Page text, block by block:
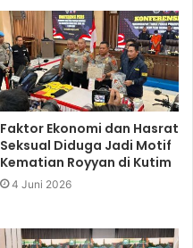
Faktor Ekonomi dan Hasrat
Seksual Diduga Jadi Motif
Kematian Royyan di Kutim
4 Juni 2026